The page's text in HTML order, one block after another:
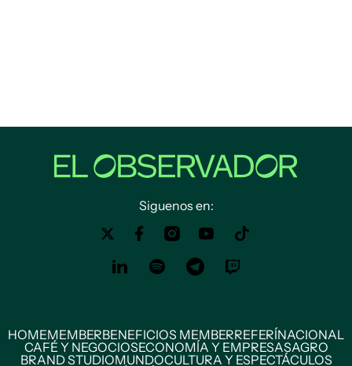
Siguenos en:
HOMEMEMBERBENEFICIOS MEMBERREFERÍNACIONAL
CAFÉ Y NEGOCIOSECONOMÍA Y EMPRESASAGRO
BRAND STUDIOMUNDOCULTURA Y ESPECTÁCULOS